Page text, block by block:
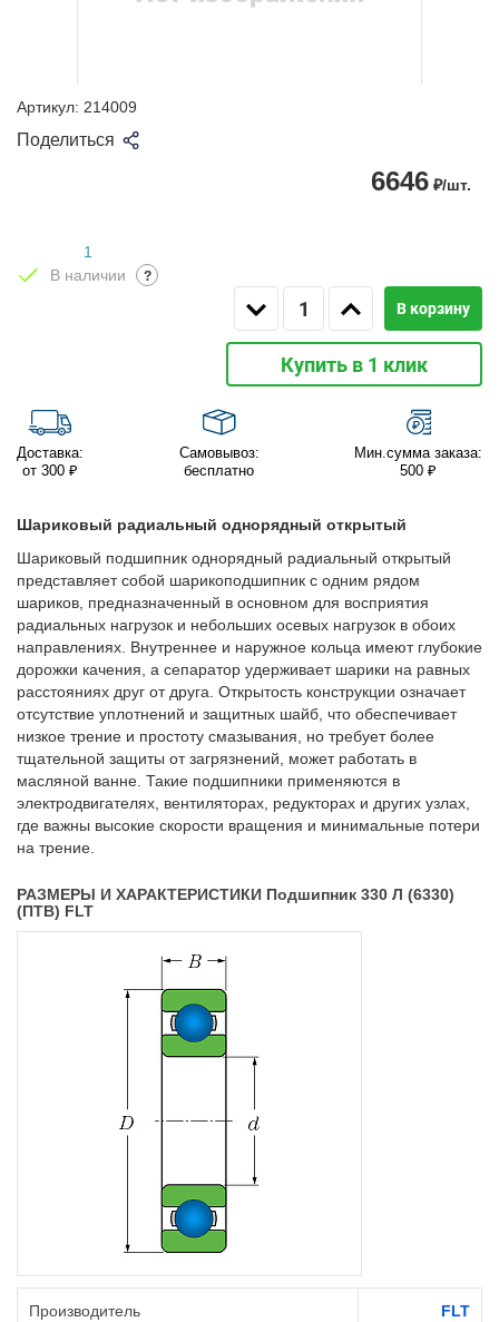
Артикул: 214009
Поделиться
6646 ₽/шт.
1
В наличии
?
В корзину
Купить в 1 клик
Доставка:
от 300 ₽
Самовывоз:
бесплатно
Мин.сумма заказа:
500 ₽
Шариковый радиальный однорядный открытый
Шариковый подшипник однорядный радиальный открытый
представляет собой шарикоподшипник с одним рядом
шариков, предназначенный в основном для восприятия
радиальных нагрузок и небольших осевых нагрузок в обоих
направлениях. Внутреннее и наружное кольца имеют глубокие
дорожки качения, а сепаратор удерживает шарики на равных
расстояниях друг от друга. Открытость конструкции означает
отсутствие уплотнений и защитных шайб, что обеспечивает
низкое трение и простоту смазывания, но требует более
тщательной защиты от загрязнений, может работать в
масляной ванне. Такие подшипники применяются в
электродвигателях, вентиляторах, редукторах и других узлах,
где важны высокие скорости вращения и минимальные потери
на трение.
РАЗМЕРЫ И ХАРАКТЕРИСТИКИ Подшипник 330 Л (6330)
(ПТВ) FLT
Производитель FLT